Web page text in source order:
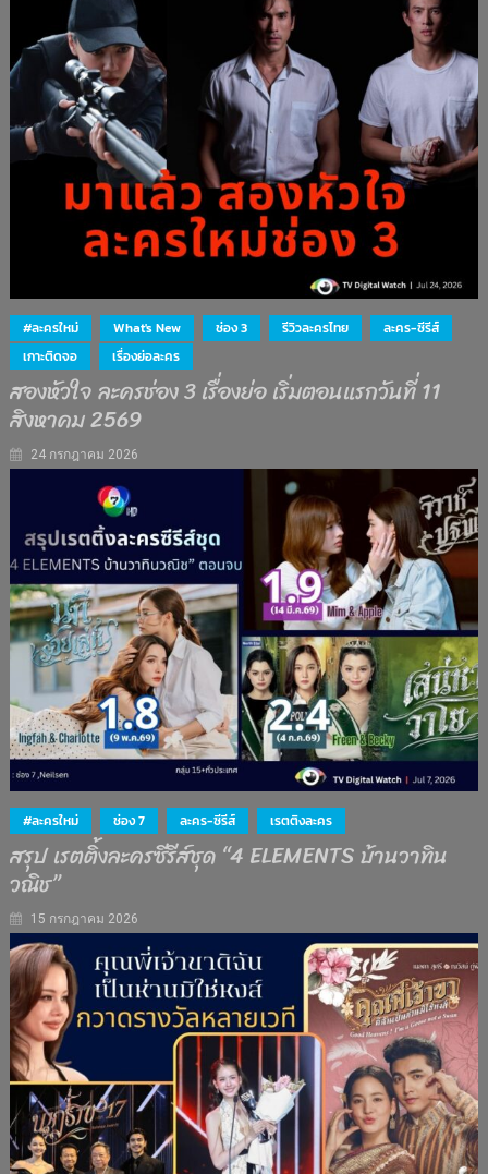
#ละครใหม่ What's New ช่อง 3 รีวิวละครไทย
ละคร-ซีรีส์
เกาะติดจอ
เรื่องย่อละคร
สองหัวใจ ละครช่อง 3 เรื่องย่อ เริ่มตอนแรกวันที่ 11
สิงหาคม 2569
24 กรกฎาคม 2026
#ละครใหม่ ช่อง 7 ละคร-ซีรีส์ เรตติงละคร
สรุป เรตติ้งละครซีรีส์ชุด “4 ELEMENTS บ้านวาทิน
วณิช”
15 กรกฎาคม 2026